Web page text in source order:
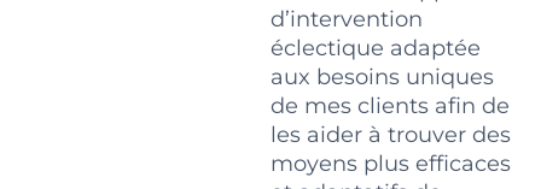
d’intervention
éclectique adaptée
aux besoins uniques
de mes clients afin de
les aider à trouver des
moyens plus efficaces